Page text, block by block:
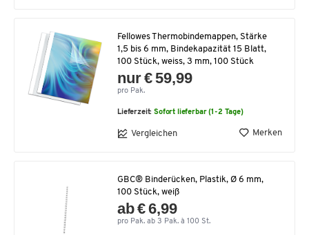
Fellowes Thermobindemappen, Stärke
1,5 bis 6 mm, Bindekapazität 15 Blatt,
100 Stück, weiss, 3 mm, 100 Stück
nur € 59,99
pro Pak.
Lieferzeit:Sofort lieferbar (1-2 Tage)
Vergleichen Merken
GBC® Binderücken, Plastik, Ø 6 mm,
100 Stück, weiß
ab € 6,99
pro Pak. ab 3 Pak. à 100 St.